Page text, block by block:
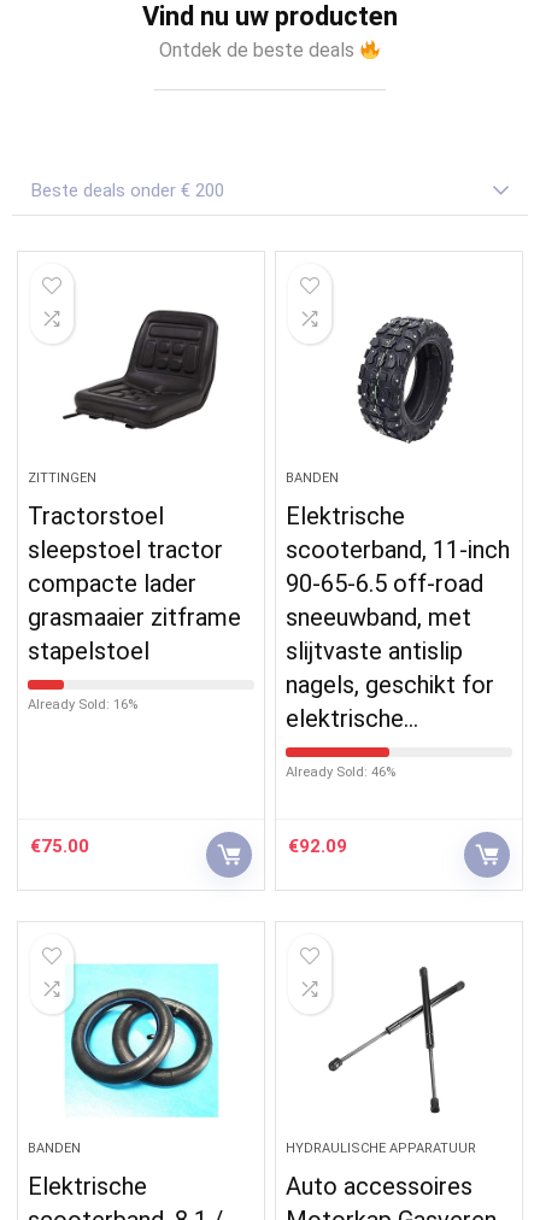
Vind nu uw producten
Ontdek de beste deals
Beste deals onder € 200
ZITTINGEN
Tractorstoel
sleepstoel tractor
compacte lader
grasmaaier zitframe
stapelstoel
Already Sold: 16%
€75.00
BANDEN
Elektrische
scooterband, 11-inch
90-65-6.5 off-road
sneeuwband, met
slijtvaste antislip
nagels, geschikt for
elektrische…
Already Sold: 46%
€92.09
BANDEN
Elektrische
HYDRAULISCHE APPARATUUR
Auto accessoires